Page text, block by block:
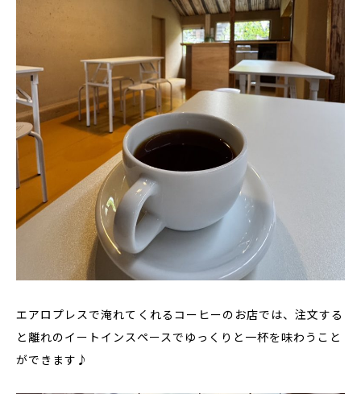
エアロプレスで淹れてくれるコーヒーのお店では、注文する
と離れのイートインスペースでゆっくりと一杯を味わうこと
ができます♪